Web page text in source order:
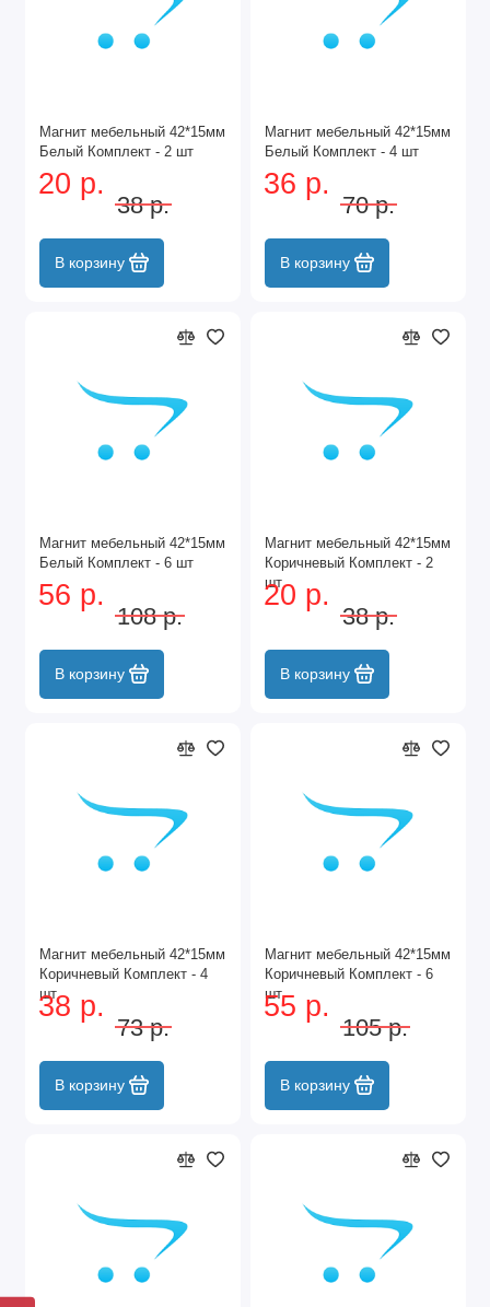
Магнит мебельный 42*15мм
Белый Комплект - 2 шт
20 р.
38 р.
В корзину
Магнит мебельный 42*15мм
Белый Комплект - 4 шт
36 р.
70 р.
В корзину
Магнит мебельный 42*15мм
Белый Комплект - 6 шт
56 р.
108 р.
В корзину
Магнит мебельный 42*15мм
Коричневый Комплект - 2
шт
20 р.
38 р.
В корзину
Магнит мебельный 42*15мм
Коричневый Комплект - 4
шт
38 р.
73 р.
В корзину
Магнит мебельный 42*15мм
Коричневый Комплект - 6
шт
55 р.
105 р.
В корзину